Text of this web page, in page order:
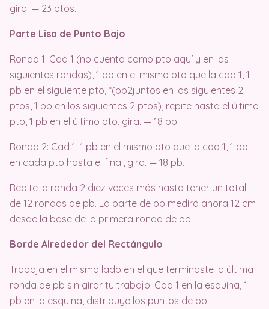
gira. — 23 ptos.
Parte Lisa de Punto Bajo
Ronda 1: Cad 1 (no cuenta como pto aquí y en las
siguientes rondas), 1 pb en el mismo pto que la cad 1, 1
pb en el siguiente pto, *(pb2juntos en los siguientes 2
ptos, 1 pb en los siguientes 2 ptos), repite hasta el último
pto, 1 pb en el último pto, gira. — 18 pb.
Ronda 2: Cad 1, 1 pb en el mismo pto que la cad 1, 1 pb
en cada pto hasta el final, gira. — 18 pb.
Repite la ronda 2 diez veces más hasta tener un total
de 12 rondas de pb. La parte de pb medirá ahora 12 cm
desde la base de la primera ronda de pb.
Borde Alrededor del Rectángulo
Trabaja en el mismo lado en el que terminaste la última
ronda de pb sin girar tu trabajo. Cad 1 en la esquina, 1
pb en la esquina, distribuye los puntos de pb